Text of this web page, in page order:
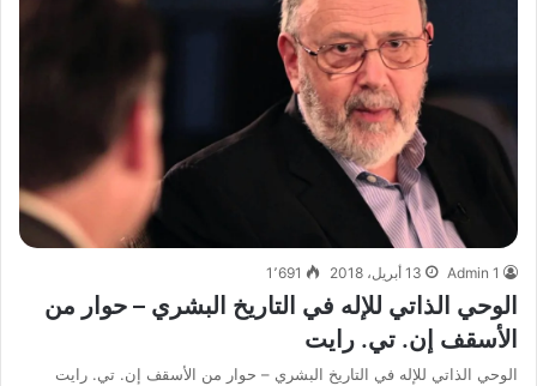
Admin 1 13 أبريل، 2018 1٬691
الوحي الذاتي للإله في التاريخ البشري – حوار من
الأسقف إن. تي. رايت
الوحي الذاتي للإله في التاريخ البشري – حوار من الأسقف إن. تي. رايت